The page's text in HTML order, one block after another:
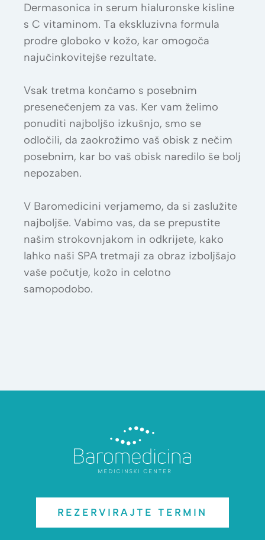
Dermasonica in serum hialuronske kisline
s C vitaminom. Ta ekskluzivna formula
prodre globoko v kožo, kar omogoča
najučinkovitejše rezultate.
Vsak tretma končamo s posebnim
presenečenjem za vas. Ker vam želimo
ponuditi najboljšo izkušnjo, smo se
odločili, da zaokrožimo vaš obisk z nečim
posebnim, kar bo vaš obisk naredilo še bolj
nepozaben.
V Baromedicini verjamemo, da si zaslužite
najboljše. Vabimo vas, da se prepustite
našim strokovnjakom in odkrijete, kako
lahko naši SPA tretmaji za obraz izboljšajo
vaše počutje, kožo in celotno
samopodobo.
REZERVIRAJTE TERMIN